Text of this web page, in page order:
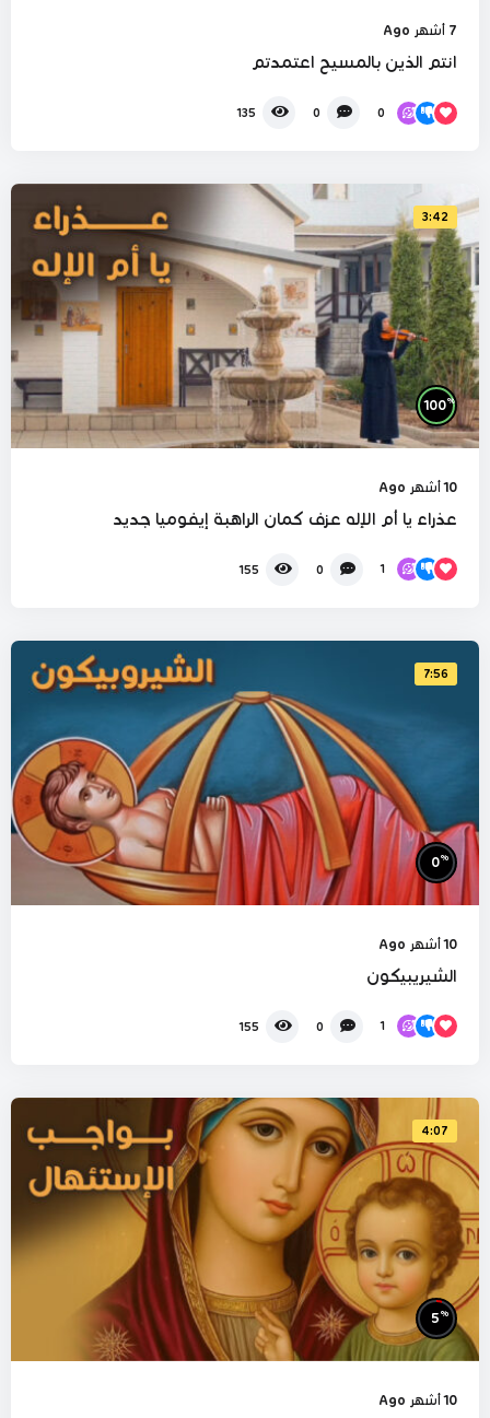
7 أشهر Ago
انتم الذين بالمسيح اعتمدتم
0
0
135
3:42
100%
10 أشهر Ago
عذراء يا أم الإله عزف كمان الراهبة إيفوميا جديد
1
0
155
7:56
0%
10 أشهر Ago
الشيريبيكون
1
0
155
4:07
5 %
10 أشهر Ago